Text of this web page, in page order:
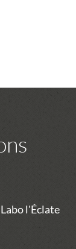
Labo l'Éclate